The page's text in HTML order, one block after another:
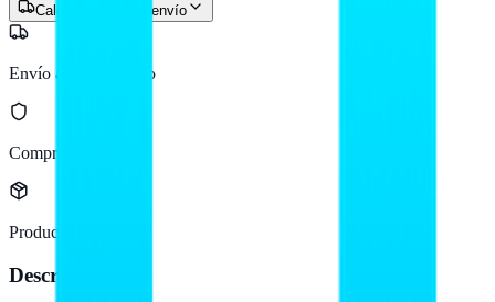
Calcular costo de envío
Envío a todo México
Compra protegida
Producto original
Descripción